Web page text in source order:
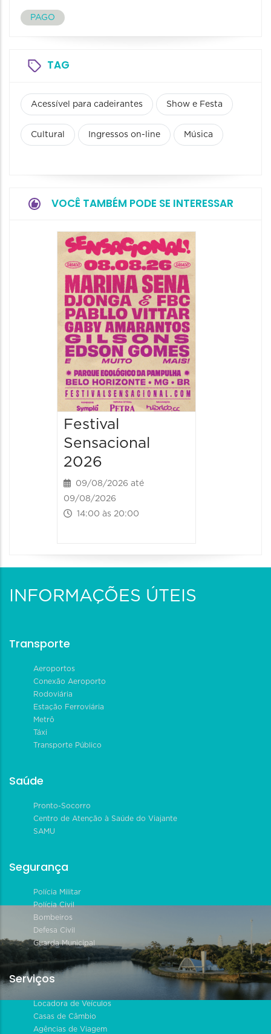
PAGO
TAG
Acessível para cadeirantes Show e Festa
Cultural Ingressos on-line Música
VOCÊ TAMBÉM PODE SE INTERESSAR
Festival
Sensacional
2026
09/08/2026 até
09/08/2026
14:00 às 20:00
INFORMAÇÕES ÚTEIS
Transporte
Aeroportos
Conexão Aeroporto
Rodoviária
Estação Ferroviária
Metrô
Táxi
Transporte Público
Saúde
Pronto-Socorro
Centro de Atenção à Saúde do Viajante
SAMU
Segurança
Polícia Militar
Polícia Civil
Bombeiros
Defesa Civil
Guarda Municipal
Serviços
Locadora de Veículos
Casas de Câmbio
Agências de Viagem